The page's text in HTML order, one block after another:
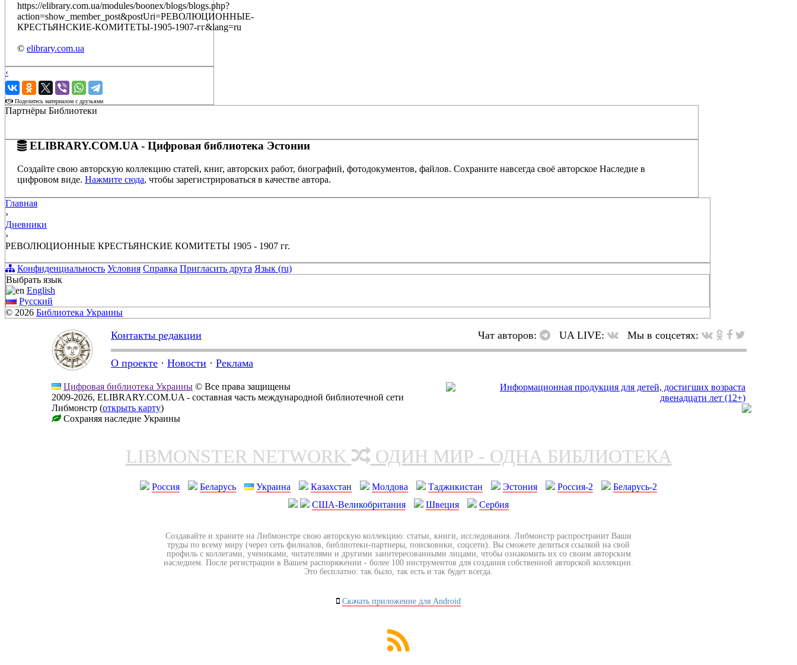
https://elibrary.com.ua/modules/boonex/blogs/blogs.php?
action=show_member_post&postUri=РЕВОЛЮЦИОННЫЕ-
КРЕСТЬЯНСКИЕ-КОМИТЕТЫ-1905-1907-гг&lang=ru
© elibrary.com.ua
‹
›
Поделитесь материалом с друзьями
Партнёры Библиотеки
ELIBRARY.COM.UA - Цифровая библиотека Эстонии
Создайте свою авторскую коллекцию статей, книг, авторских работ, биографий, фотодокументов, файлов. Сохраните навсегда своё авторское Наследие в
цифровом виде. Нажмите сюда, чтобы зарегистрироваться в качестве автора.
Главная
›
Дневники
›
РЕВОЛЮЦИОННЫЕ КРЕСТЬЯНСКИЕ КОМИТЕТЫ 1905 - 1907 гг.
Конфиденциальность Условия Справка Пригласить друга Язык (ru)
Выбрать язык
English
Русский
© 2026 Библиотека Украины
Контакты редакции Чат авторов: UA LIVE: Мы в соцсетях:
О проекте · Новости · Реклама
Цифровая библиотека Украины © Все права защищены
2009-2026, ELIBRARY.COM.UA - составная часть международной библиотечной сети
Либмонстр (открыть карту)
Сохраняя наследие Украины
LIBMONSTER NETWORK ОДИН МИР - ОДНА БИБЛИОТЕКА
Россия Беларусь Украина Казахстан Молдова Таджикистан Эстония Россия-2
Беларусь-2
США-Великобритания
Швеция Сербия
Создавайте и храните на Либмонстре свою авторскую коллекцию: статьи, книги, исследования. Либмонстр распространит Ваши
труды по всему миру (через сеть филиалов, библиотеки-партнеры, поисковики, соцсети). Вы сможете делиться ссылкой на свой
профиль с коллегами, учениками, читателями и другими заинтересованными лицами, чтобы ознакомить их со своим авторским
наследием. После регистрации в Вашем распоряжении - более 100 инструментов для создания собственной авторской коллекции.
Это бесплатно: так было, так есть и так будет всегда.
Скачать приложение для Android